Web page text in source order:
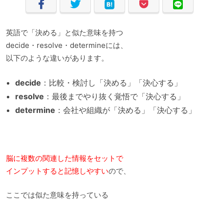
英語で「決める」と似た意味を持つ
decide・resolve・determineには、
以下のような違いがあります。
decide ：比較・検討し「決める」「決心する」
resolve ：最後までやり抜く覚悟で「決心する」
determine ：会社や組織が「決める」「決心する」
脳に複数の関連した情報をセットで
インプットすると記憶しやすいので、
ここでは似た意味を持っている